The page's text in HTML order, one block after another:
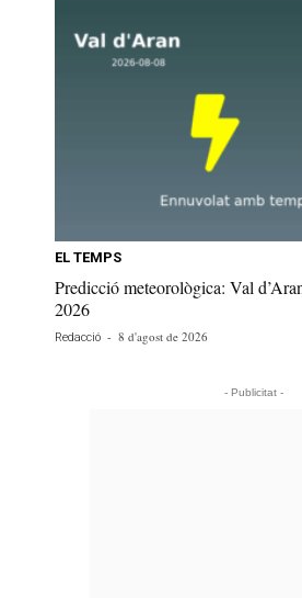
EL TEMPS
Predicció meteorològica: Val
2026
Redacció - 8 d'agost de 2026
- Publicitat -